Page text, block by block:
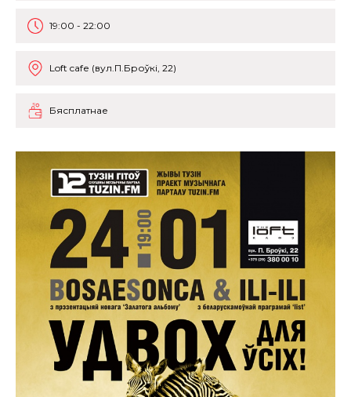
19:00 - 22:00
Loft cafе (вул.П.Броўкі, 22)
Бясплатнае